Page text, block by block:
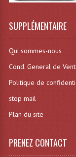
SUPPLÉMENTAIRE
Qui sommes-nous
Cond. General de
Politique de
stop mail
Plan du site
PRENEZ CONTACT